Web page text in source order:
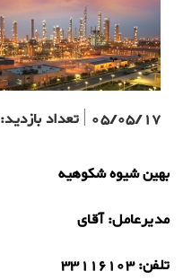
05/05/17
|تعداد بازدید:
بهين شيوه شكوهيه
مدیرعامل:آقای
تلفن:33116103